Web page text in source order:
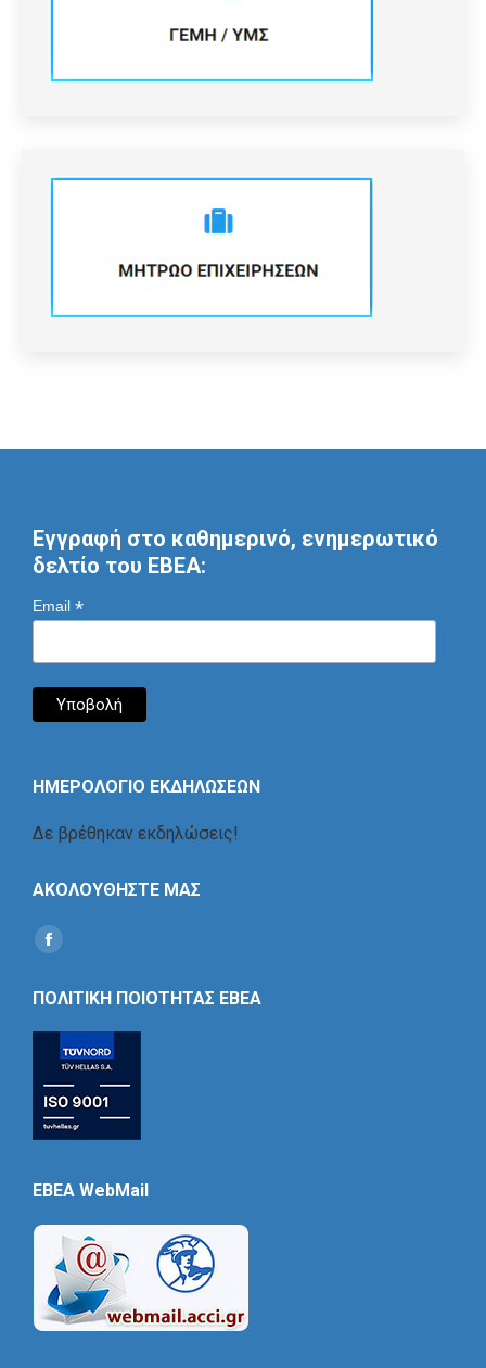
Εγγραφή στο καθημερινό, ενημερωτικό
δελτίο του ΕΒΕΑ:
Email *
ΗΜΕΡΟΛΟΓΙΟ ΕΚΔΗΛΩΣΕΩΝ
Δε βρέθηκαν εκδηλώσεις!
ΑΚΟΛΟΥΘΗΣΤΕ ΜΑΣ
Find us on:
Social
ΠΟΛΙΤΙΚΗ ΠΟΙΟΤΗΤΑΣ ΕΒΕΑ
EBEA WebMail